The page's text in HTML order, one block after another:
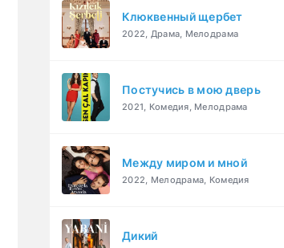
Клюквенный щербет
2022, Драма, Мелодрама
Постучись в мою дверь
2021, Комедия, Мелодрама
Между миром и мной
2022, Мелодрама, Комедия
Дикий